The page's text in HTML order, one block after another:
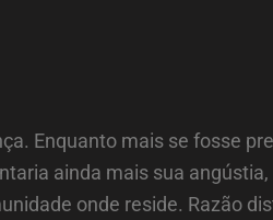
Enquanto mais se fosse
ainda mais sua
onde reside. Razão